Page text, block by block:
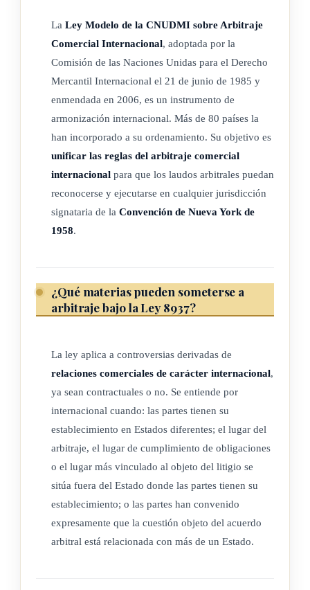
i) el lugar del arbitraje, si este se ha determinado en el
acuerdo de arbitraje o con arreglo al acuerdo de arbitraje;
ii) el lugar del cumplimiento de una parte sustancial de las
obligaciones de la relación comercial o el lugar con el
cual el objeto del litigio tenga una relación más estrecha;
c) las partes han convenido expresamente en que la cuestión
objeto del acuerdo de arbitraje está relacionada con más
a) Si alguna de las partes tiene más de un establecimiento, el
establecimiento será el que guarde una relación más
5) Si el caso sometido a arbitraje con sede en Costa Rica no
cumple con alguno de los supuestos contenidos en el
párrafo 3) de este artículo, el arbitraje se considerará
doméstico. Las disposiciones de la presente ley, salvo las
excepciones localizadas en su texto, se aplicarán al
arbitraje doméstico con sede en Costa Rica.
(Así reformado el inciso anterior por el artículo 2° de la Ley
para armonizar la normativa del Arbitraje Costarricense, N°
10535 del 18 de setiembre de 2024)
La Ley Modelo de la CNUDMI sobre Arbitraje
Comercial Internacional, adoptada por la
Comisión de las Naciones Unidas para el Derecho
Mercantil Internacional el 21 de junio de 1985 y
enmendada en 2006, es un instrumento de
armonización internacional. Más de 80 países la
han incorporado a su ordenamiento. Su objetivo es
unificar las reglas del arbitraje comercial
internacional para que los laudos arbitrales puedan
reconocerse y ejecutarse en cualquier jurisdicción
signataria de la Convención de Nueva York de
1958.
¿Qué materias pueden someterse a
arbitraje bajo la Ley 8937?
La ley aplica a controversias derivadas de
relaciones comerciales de carácter internacional,
ya sean contractuales o no. Se entiende por
internacional cuando: las partes tienen su
establecimiento en Estados diferentes; el lugar del
arbitraje, el lugar de cumplimiento de obligaciones
o el lugar más vinculado al objeto del litigio se
sitúa fuera del Estado donde las partes tienen su
establecimiento; o las partes han convenido
expresamente que la cuestión objeto del acuerdo
arbitral está relacionada con más de un Estado.